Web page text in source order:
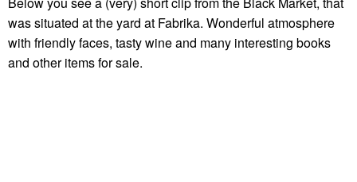
was situated at the yard at Fabrika. Wonderful atmosphere
with friendly faces, tasty wine and many interesting books
and other items for sale.